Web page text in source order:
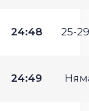
24:48 25-
24:49